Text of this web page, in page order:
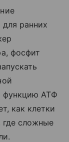
для ранних
фосфит
функцию АТФ
как клетки
где сложные